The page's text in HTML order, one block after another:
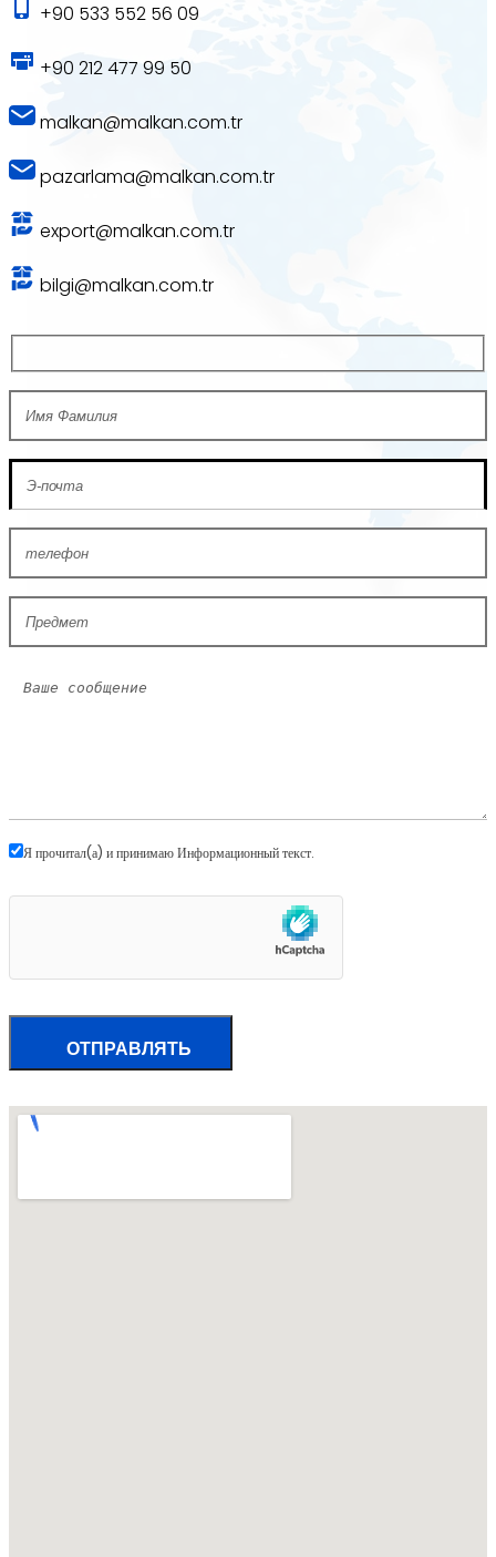
+90 533 552 56 09
+90 212 477 99 50
malkan@malkan.com.tr
pazarlama@malkan.com.tr
export@malkan.com.tr
bilgi@malkan.com.tr
Я прочитал(а) и принимаюИнформационный текст.